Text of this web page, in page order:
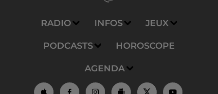
RADIO INFOS JEUX
PODCASTS HOROSCOPE
AGENDA